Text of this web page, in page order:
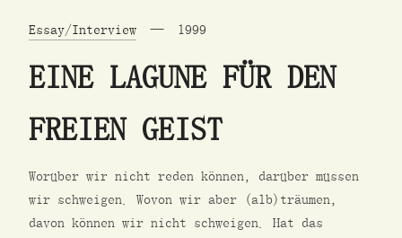
Essay/Interview 1999
EINE LAGUNE FÜR DEN
FREIEN GEIST
Worüber wir nicht reden können, darüber müssen
wir schweigen. Wovon wir aber (alb)träumen,
davon können wir nicht schweigen. Hat das